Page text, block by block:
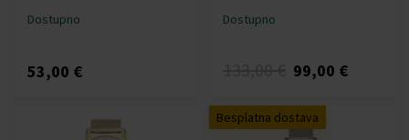
Dostupno
53,00 €
Dostupno
99,00 €
Besplatna dostava